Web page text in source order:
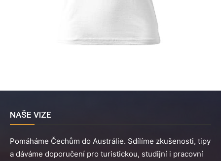
NAŠE VIZE
Pomáháme Čechům do Austrálie. Sdílíme zkušenosti, tipy
a dáváme doporučení pro turistickou, studijní i pracovní